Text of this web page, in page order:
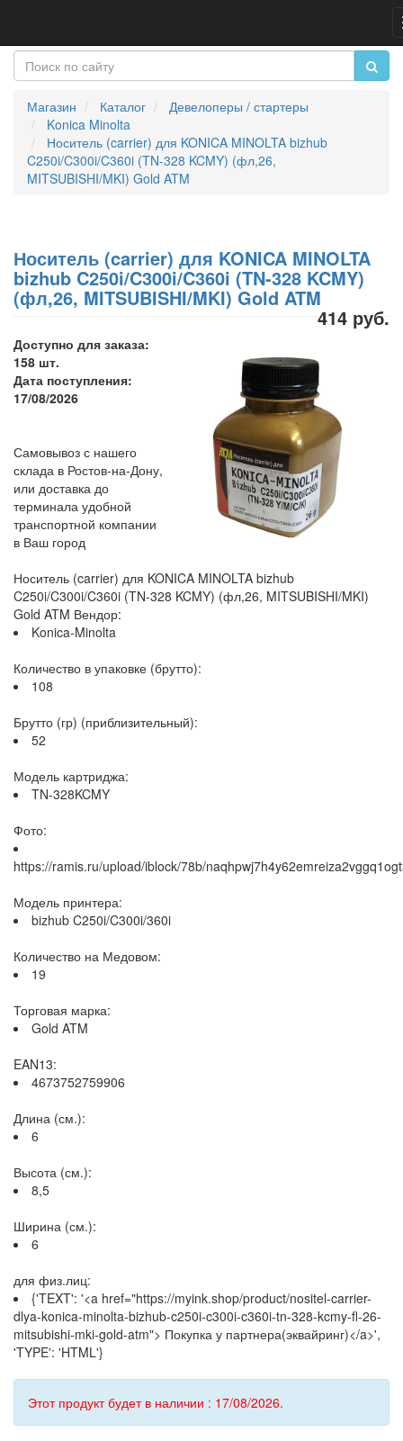
Магазин Каталог
Девелоперы / стартеры
Konica Minolta
Носитель (carrier) для KONICA MINOLTA bizhub
C250i/C300i/C360i (TN-328 KCMY) (фл,26,
MITSUBISHI/MKI) Gold ATM
Носитель (carrier) для KONICA MINOLTA
bizhub C250i/C300i/C360i (TN-328 KCMY)
(фл,26, MITSUBISHI/MKI) Gold ATM
414 руб.
Доступно для заказа:
158 шт.
Дата поступления:
17/08/2026
Самовывоз с нашего
склада в Ростов-на-Дону,
или доставка до
терминала удобной
транспортной компании
в Ваш город
Носитель (carrier) для KONICA MINOLTA bizhub
C250i/C300i/C360i (TN-328 KCMY) (фл,26, MITSUBISHI/MKI)
Gold ATM Вендор:
Konica-Minolta
Количество в упаковке (брутто):
108
Брутто (гр) (приблизительный):
52
Модель картриджа:
TN-328KCMY
Фото:
https://ramis.ru/upload/iblock/78b/
Модель принтера:
bizhub C250i/C300i/360i
Количество на Медовом:
19
Торговая марка:
Gold ATM
EAN13:
4673752759906
Длина (см.):
6
Высота (см.):
8,5
Ширина (см.):
6
для физ.лиц:
{'TEXT': '<a href="https://myink.shop/product/nositel-carrier-
dlya-konica-minolta-bizhub-c250i-c300i-c360i-tn-328-kcmy-fl-26-
mitsubishi-mki-gold-atm"> Покупка у партнера(эквайринг)</a>',
'TYPE': 'HTML'}
Этот продукт будет в наличии : 17/08/2026.